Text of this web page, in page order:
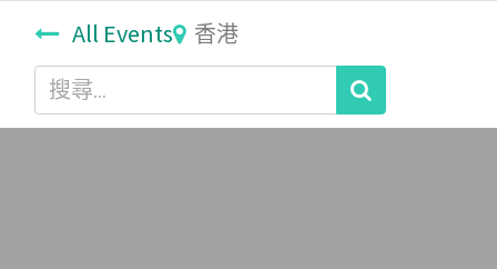
All Events 香港